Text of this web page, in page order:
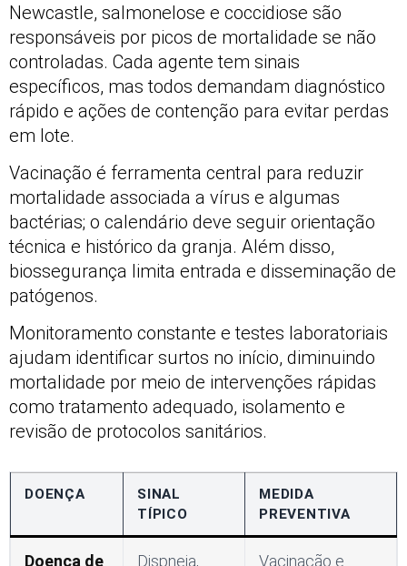
Newcastle, salmonelose e coccidiose são
responsáveis por picos de mortalidade se não
controladas. Cada agente tem sinais
específicos, mas todos demandam diagnóstico
rápido e ações de contenção para evitar perdas
em lote.
Vacinação é ferramenta central para reduzir
mortalidade associada a vírus e algumas
bactérias; o calendário deve seguir orientação
técnica e histórico da granja. Além disso,
biossegurança limita entrada e disseminação de
patógenos.
Monitoramento constante e testes laboratoriais
ajudam identificar surtos no início, diminuindo
mortalidade por meio de intervenções rápidas
como tratamento adequado, isolamento e
revisão de protocolos sanitários.
DOENÇA
SINAL
TÍPICO
MEDIDA
PREVENTIVA
Doença de
Dispneia,
Vacinação e